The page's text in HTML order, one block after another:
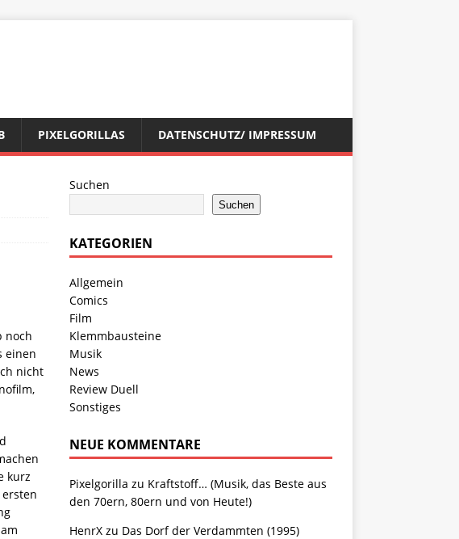
PIXELGORILLAS DATENSCHUTZ/ IMPRESSUM
noch
einen
nicht
kurz
Suchen
Suchen
KATEGORIEN
Allgemein
Comics
Film
Klemmbausteine
Musik
News
Review Duell
Sonstiges
NEUE KOMMENTARE
Pixelgorilla zu Kraftstoff… (Musik, das Beste aus
den 70ern, 80ern und von Heute!)
HenrXzu Das Dorf der Verdammten (1995)